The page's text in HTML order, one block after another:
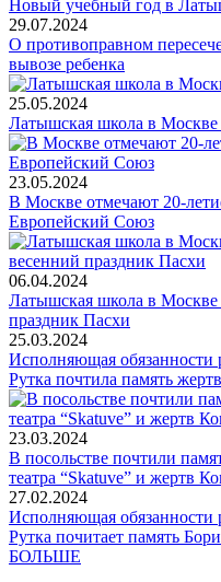
Новый учебный год в
29.07.2024
O противоправном
вывозе ребенка
25.05.2024
Латышская школа в Москве
23.05.2024
В Москве отмечают 20-
Европейский Союз
06.04.2024
Латышская школа в Москве
праздник Пасхи
25.03.2024
Исполняющая обязанности
Рутка почтила память
23.03.2024
В посольстве почтили
театра “Skatuve” и жертв
27.02.2024
Исполняющая обязанности
Рутка почитает память
БОЛЬШЕ